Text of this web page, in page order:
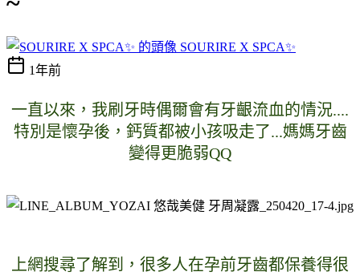
SOURIRE X SPCA✨
1年前
一直以來，我刷牙時偶爾會有牙齦流血的情況....
特別是懷孕後，鈣質都被小孩吸走了...媽媽牙齒
變得更脆弱QQ
上網搜尋了解到，很多人在孕前牙齒都保養得很